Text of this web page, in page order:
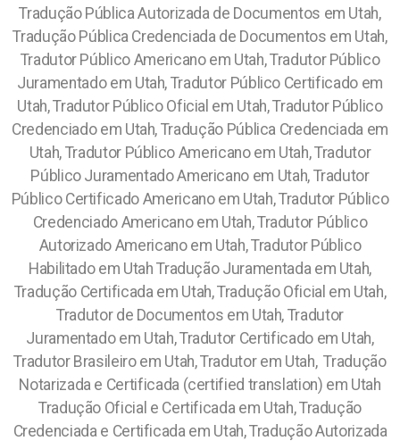
Tradução Pública Autorizada de Documentos em Utah,
Tradução Pública Credenciada de Documentos em Utah,
Tradutor Público Americano em Utah, Tradutor Público
Juramentado em Utah, Tradutor Público Certificado em
Utah, Tradutor Público Oficial em Utah, Tradutor Público
Credenciado em Utah, Tradução Pública Credenciada em
Utah, Tradutor Público Americano em Utah, Tradutor
Público Juramentado Americano em Utah, Tradutor
Público Certificado Americano em Utah, Tradutor Público
Credenciado Americano em Utah, Tradutor Público
Autorizado Americano em Utah, Tradutor Público
Habilitado em UtahTradução Juramentada em Utah,
Tradução Certificada em Utah, Tradução Oficial em Utah,
Tradutor de Documentos em Utah, Tradutor
Juramentado em Utah, Tradutor Certificado em Utah,
Tradutor Brasileiro em Utah, Tradutor em Utah, Tradução
Notarizada e Certificada (certified translation) em Utah
Tradução Oficial e Certificada em Utah, Tradução
Credenciada e Certificada em Utah, Tradução Autorizada